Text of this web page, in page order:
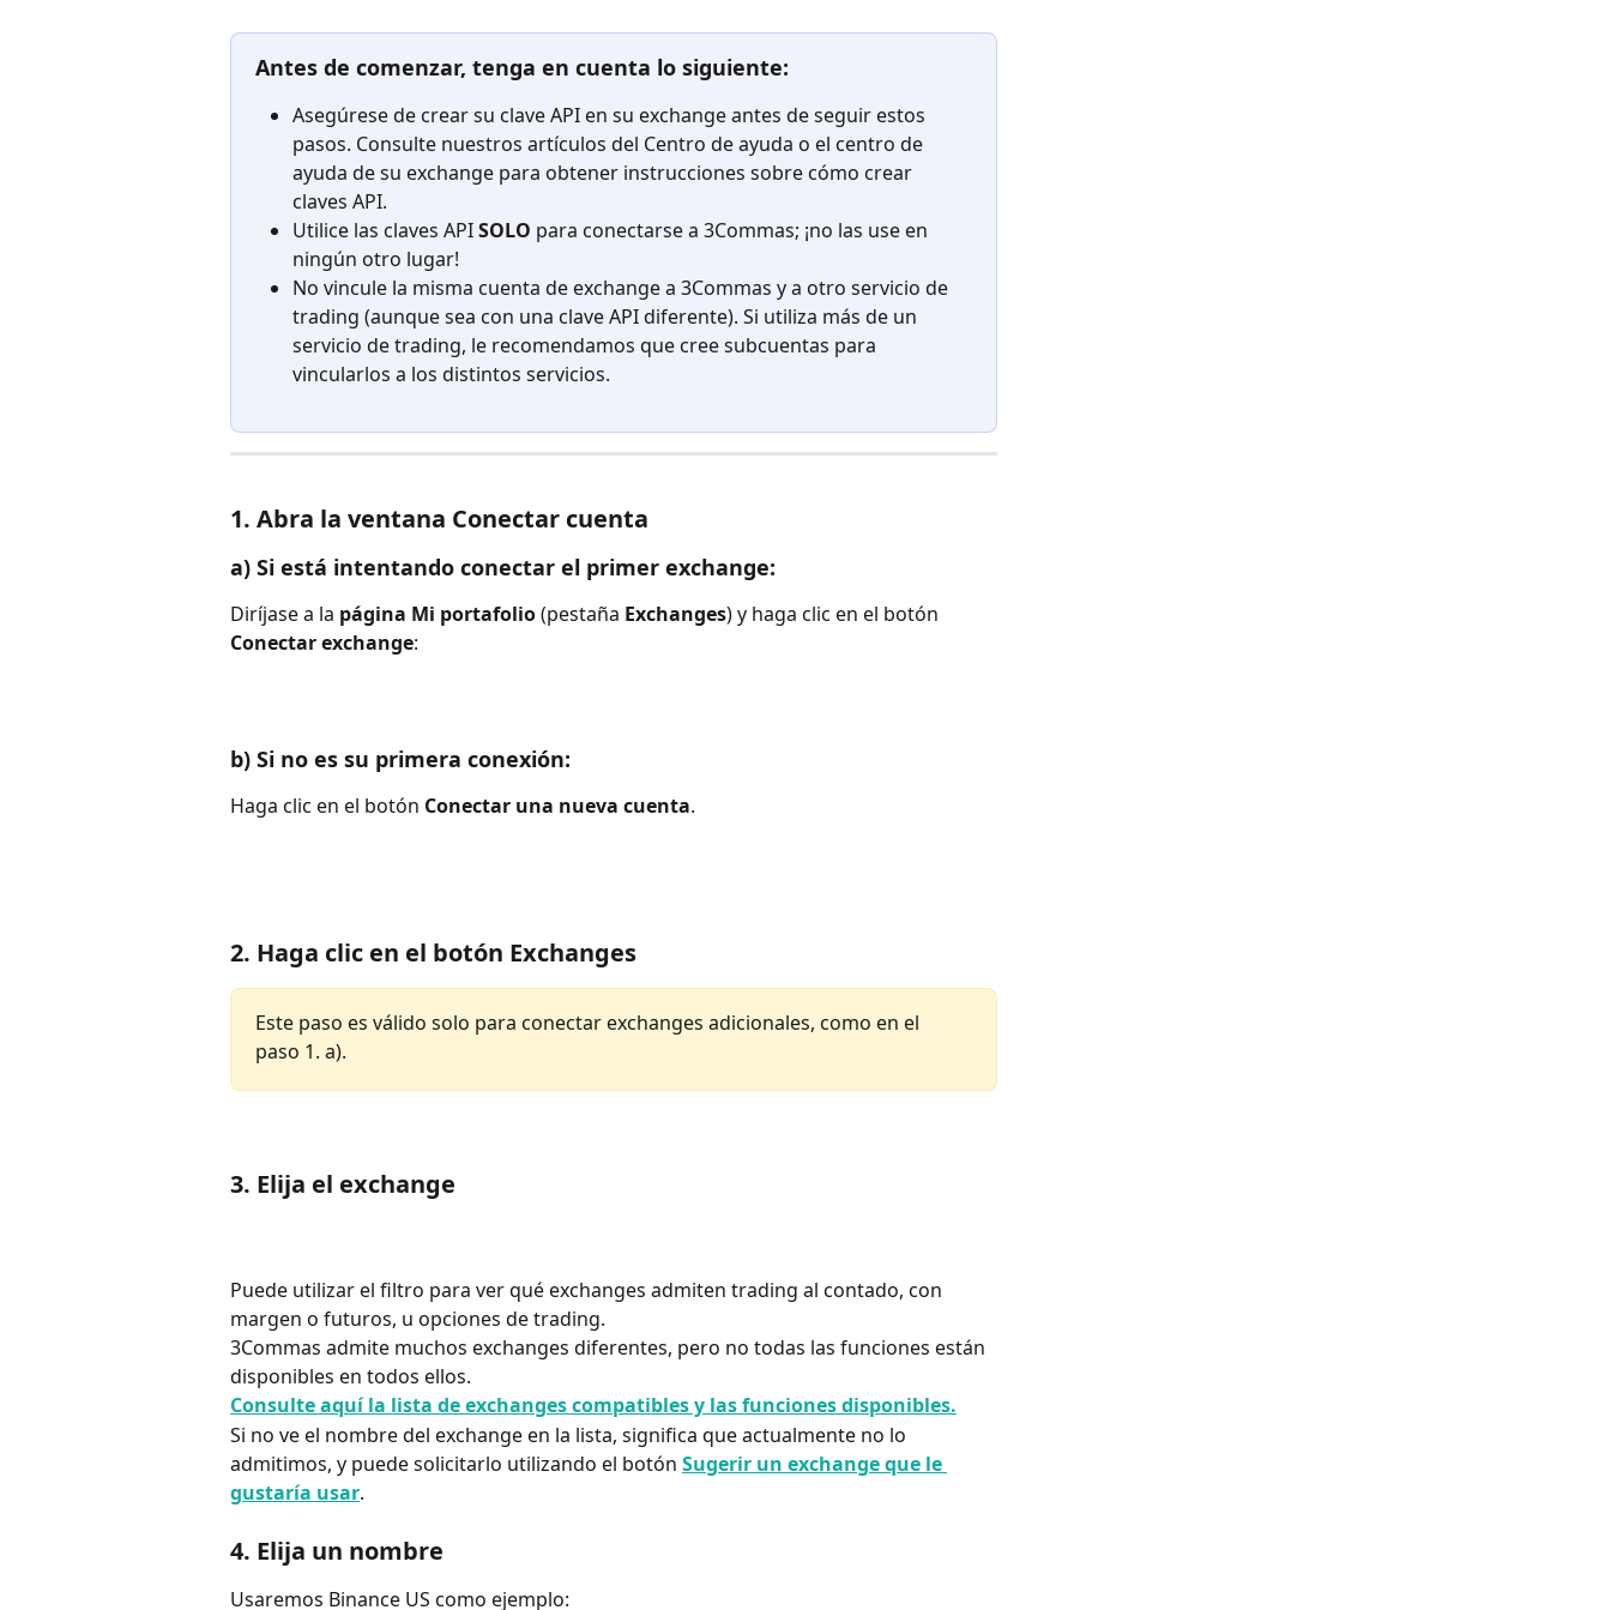
Antes de comenzar, tenga en cuenta lo siguiente:
Asegúrese de crear su clave API en su exchange antes de seguir estos
pasos. Consulte nuestros artículos del Centro de ayuda o el centro de
ayuda de su exchange para obtener instrucciones sobre cómo crear
claves API.
Utilice las claves API SOLO para conectarse a 3Commas; ¡no las use en
ningún otro lugar!
No vincule la misma cuenta de exchange a 3Commas y a otro servicio de
trading (aunque sea con una clave API diferente). Si utiliza más de un
servicio de trading, le recomendamos que cree subcuentas para
vincularlos a los distintos servicios.
1. Abra la ventana Conectar cuenta
a) Si está intentando conectar el primer exchange:
Diríjase a la página Mi portafolio (pestaña Exchanges) y haga clic en el botón
Conectar exchange:
b) Si no es su primera conexión:
Haga clic en el botón Conectar una nueva cuenta.
2. Haga clic en el botón Exchanges
Este paso es válido solo para conectar exchanges adicionales, como en el
paso 1. a).
3. Elija el exchange
Puede utilizar el filtro para ver qué exchanges admiten trading al contado, con
margen o futuros, u opciones de trading.
3Commas admite muchos exchanges diferentes, pero no todas las funciones están
disponibles en todos ellos.
Consulte aquí la lista de exchanges compatibles y las funciones disponibles.
Si no ve el nombre del exchange en la lista, significa que actualmente no lo
admitimos, y puede solicitarlo utilizando el botón Sugerir un exchange que le
gustaría usar.
4. Elija un nombre
Usaremos Binance US como ejemplo: